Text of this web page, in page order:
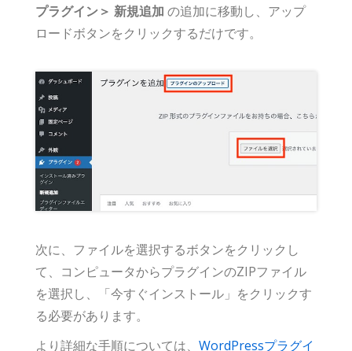
プラグイン＞ 新規追加 の追加に移動し、アップ
ロードボタンをクリックするだけです。
次に、ファイルを選択するボタンをクリックし
て、コンピュータからプラグインのZIPファイル
を選択し、「今すぐインストール」をクリックす
る必要があります。
より詳細な手順については、 WordPressプラグイ